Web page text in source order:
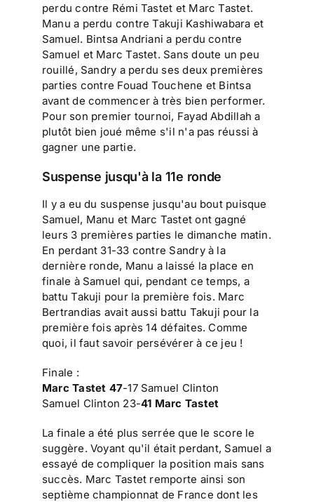
perdu contre Rémi Tastet et Marc Tastet.
Manu a perdu contre Takuji Kashiwabara et
Samuel. Bintsa Andriani a perdu contre
Samuel et Marc Tastet. Sans doute un peu
rouillé, Sandry a perdu ses deux premières
parties contre Fouad Touchene et Bintsa
avant de commencer à très bien performer.
Pour son premier tournoi, Fayad Abdillah a
plutôt bien joué même s'il n'a pas réussi à
gagner une partie.
Suspense jusqu'à la 11e ronde
Il y a eu du suspense jusqu'au bout puisque
Samuel, Manu et Marc Tastet ont gagné
leurs 3 premières parties le dimanche matin.
En perdant 31-33 contre Sandry à la
dernière ronde, Manu a laissé la place en
finale à Samuel qui, pendant ce temps, a
battu Takuji pour la première fois. Marc
Bertrandias avait aussi battu Takuji pour la
première fois après 14 défaites. Comme
quoi, il faut savoir persévérer à ce jeu !
Finale :
Marc Tastet 47-17 Samuel Clinton
Samuel Clinton 23-41 Marc Tastet
La finale a été plus serrée que le score le
suggère. Voyant qu'il était perdant, Samuel a
essayé de compliquer la position mais sans
succès. Marc Tastet remporte ainsi son
septième championnat de France dont les